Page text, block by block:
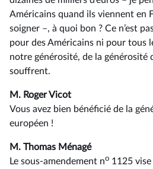
Américains quand ils viennent en
soigner –, à quoi bon ? Ce n’est
pour des Américains ni pour tous
notre générosité, de la générosité
souffrent.
M. Roger Vicot
Vous avez bien bénéficié de la
européen !
M. Thomas Ménagé
Le sous-amendement no 1125